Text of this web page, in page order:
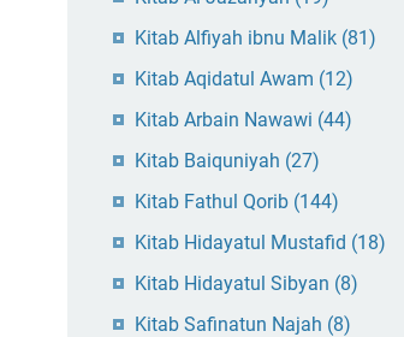
Kitab Alfiyah ibnu Malik (81)
Kitab Aqidatul Awam (12)
Kitab Arbain Nawawi (44)
Kitab Baiquniyah (27)
Kitab Fathul Qorib (144)
Kitab Hidayatul Mustafid (18)
Kitab Hidayatul Sibyan (8)
Kitab Safinatun Najah (8)